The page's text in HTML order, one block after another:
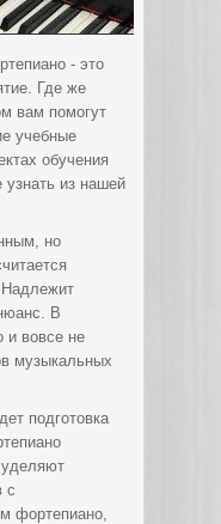
- это
Где же
вам помогут
учебные
обучения
из нашей
но
Надлежит
В
и вовсе не
музыкальных
подготовка
с
фортепиано,